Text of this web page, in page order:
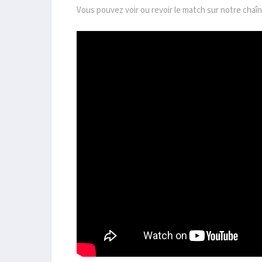
Vous pouvez voir ou revoir le match sur notre